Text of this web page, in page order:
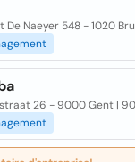
De Naeyer 548 - 1020
26 - 9000 Gent |